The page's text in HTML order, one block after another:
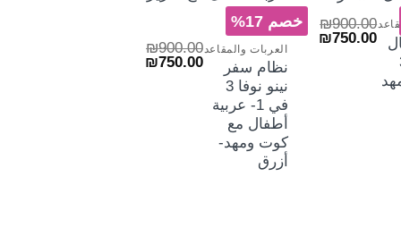
3
مهد
₪900.00
السعر ₪750.00
السعر
الحالي
خصم 17%
العربات والمقاعد
نظام سفر
نينو نوفا 3
في 1- عربية
أطفال مع
كوت ومهد-
أزرق
₪900.00
السعر ₪750.00